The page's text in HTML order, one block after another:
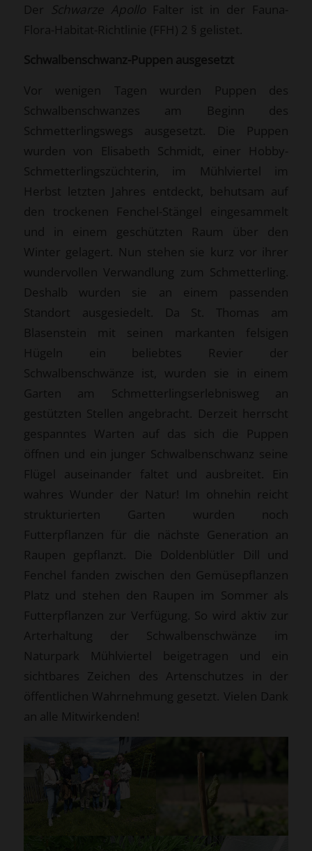
Der
Schwarze ApolloFalter ist in der Fauna-
Flora-Habitat-Richtlinie (FFH) 2 § gelistet.
Schwalbenschwanz-Puppen ausgesetzt
Vor wenigen Tagen wurden Puppen des
Schwalbenschwanzes am Beginn des
Schmetterlingswegs ausgesetzt. Die Puppen
wurden von Elisabeth Schmidt, einer Hobby-
Schmetterlingszüchterin, im Mühlviertel im
Herbst letzten Jahres entdeckt, behutsam auf
den trockenen Fenchel-Stängel eingesammelt
und in einem geschützten Raum über den
Winter gelagert. Nun stehen sie kurz vor ihrer
wundervollen Verwandlung zum Schmetterling.
Deshalb wurden sie an einem passenden
Standort ausgesiedelt. Da St. Thomas am
Blasenstein mit seinen markanten felsigen
Hügeln ein beliebtes Revier der
Schwalbenschwänze ist, wurden sie in einem
Garten am Schmetterlingserlebnisweg an
gestützten Stellen angebracht. Derzeit herrscht
gespanntes Warten auf das sich die Puppen
öffnen und ein junger Schwalbenschwanz seine
Flügel auseinander faltet und ausbreitet. Ein
wahres Wunder der Natur! Im ohnehin reicht
strukturierten Garten wurden noch
Futterpflanzen für die nächste Generation an
Raupen gepflanzt. Die Doldenblütler Dill und
Fenchel fanden zwischen den Gemüsepflanzen
Platz und stehen den Raupen im Sommer als
Futterpflanzen zur Verfügung. So wird aktiv zur
Arterhaltung der Schwalbenschwänze im
Naturpark Mühlviertel beigetragen und ein
sichtbares Zeichen des Artenschutzes in der
öffentlichen Wahrnehmung gesetzt. Vielen Dank
an alle Mitwirkenden!